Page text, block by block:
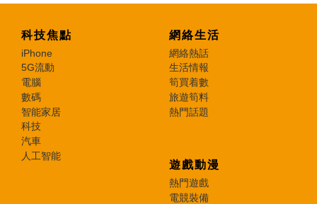
科技焦點
iPhone
5G流動
電腦
數碼
智能家居
科技
汽車
人工智能
網絡生活
網絡熱話
生活情報
筍買着數
旅遊筍料
熱門話題
遊戲動漫
熱門遊戲
電競裝備